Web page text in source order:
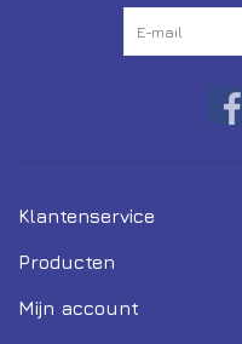
Klantenservice
Producten
Mijn account